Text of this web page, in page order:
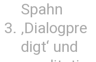
Spahn
‚Dialogpre
digt‘ und